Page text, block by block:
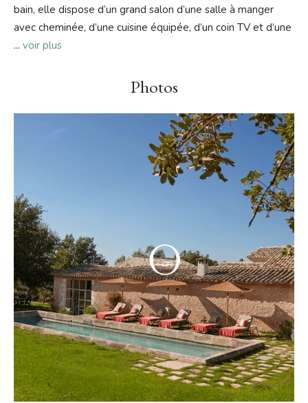
bain, elle dispose d’un grand salon d’une salle à manger
avec cheminée, d’une cuisine équipée, d’un coin TV et d’une
... voir plus
Photos